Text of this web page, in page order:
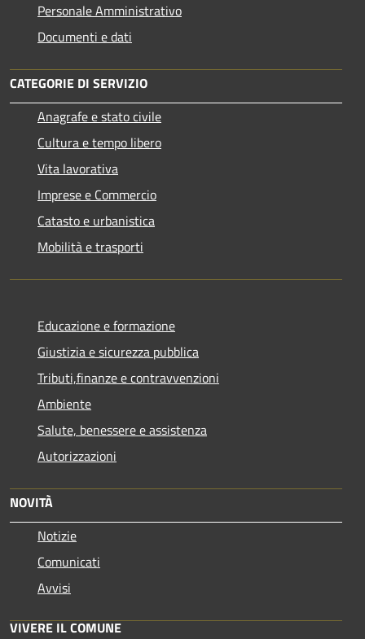
Personale Amministrativo
Documenti e dati
CATEGORIE DI SERVIZIO
Anagrafe e stato civile
Cultura e tempo libero
Vita lavorativa
Imprese e Commercio
Catasto e urbanistica
Mobilità e trasporti
Educazione e formazione
Giustizia e sicurezza pubblica
Tributi,finanze e contravvenzioni
Ambiente
Salute, benessere e assistenza
Autorizzazioni
NOVITÀ
Notizie
Comunicati
Avvisi
VIVERE IL COMUNE